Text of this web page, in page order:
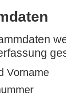
Vorname